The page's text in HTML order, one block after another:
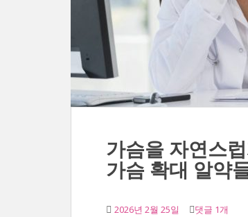
가슴을 자연스
가슴 확대 알약
2026년 2월 25일 댓글 1개